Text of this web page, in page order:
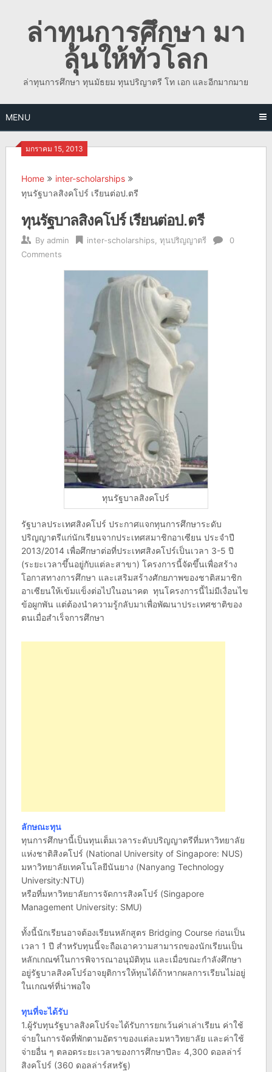
contentล่าทุนการศึกษา มา
ลุ้นให้ทั่วโลก
ล่าทุนการศึกษา ทุนมัธยม ทุนปริญาตรี โท เอก และอีกมากมาย
MENU
มกราคม 15, 2013
Home
inter-scholarships
ทุนรัฐบาลสิงคโปร์ เรียนต่อป.ตรี
ทุนรัฐบาลสิงคโปร์ เรียนต่อป.ตรี
By admin inter-scholarships ทุนปริญญาตรี
0
Comments
ทุนรัฐบาลสิงคโปร์
รัฐบาลประเทศสิงคโปร์ ประกาศแจกทุนการศึกษาระดับ
ปริญญาตรีแก่นักเรียนจากประเทศสมาชิกอาเซียน ประจำปี
2013/2014 เพื่อศึกษาต่อที่ประเทศสิงคโปร์เป็นเวลา 3-5 ปี
(ระยะเวลาขึ้นอยู่กับแต่ละสาขา) โครงการนี้จัดขึ้นเพื่อสร้าง
โอกาสทางการศึกษา และเสริมสร้างศักยภาพของชาติสมาชิก
อาเซียนให้เข้มแข็งต่อไปในอนาคต ทุนโครงการนี้ไม่มีเงื่อนไข
ข้อผูกพัน แต่ต้องนำความรู้กลับมาเพื่อพัฒนาประเทศชาติของ
ตนเมื่อสำเร็จการศึกษา
ลักษณะทุน
ทุนการศึกษานี้เป็นทุนเต็มเวลาระดับปริญญาตรีที่มหาวิทยาลัย
แห่งชาติสิงคโปร์ (National University of Singapore: NUS)
มหาวิทยาลัยเทคโนโลยีนันยาง (Nanyang Technology
University:NTU)
หรือที่มหาวิทยาลัยการจัดการสิงคโปร์ (Singapore
Management University: SMU)
ทั้งนี้นักเรียนอาจต้องเรียนหลักสูตร Bridging Course ก่อนเป็น
เวลา 1 ปี สำหรับทุนนี้จะถือเอาความสามารถของนักเรียนเป็น
หลักเกณฑ์ในการพิจารณาอนุมัติทุน และเมื่อขณะกำลังศึกษา
อยู่รัฐบาลสิงคโปร์อาจยุติการให้ทุนได้ถ้าหากผลการเรียนไม่อยู่
ในเกณฑ์ที่น่าพอใจ
ทุนที่จะได้รับ
1.ผู้รับทุนรัฐบาลสิงคโปร์จะได้รับการยกเว้นค่าเล่าเรียน ค่าใช้
จ่ายในการจัดที่พักตามอัตราของแต่ละมหาวิทยาลัย และค่าใช้
จ่ายอื่น ๆ ตลอดระยะเวลาของการศึกษาปีละ 4,300 ดอลล่าร์
สิงคโปร์ (360 ดอลล่าร์สหรัฐ)